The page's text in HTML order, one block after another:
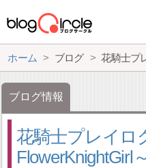
ホーム ブログ 花騎士プ
ブログ情報
花騎士プレイロ
FlowerKnightGirl